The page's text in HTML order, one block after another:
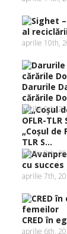
al
aprilie 10th,
Darurile
cărările
aprilie 9th,
„Coşul de
TLR S...
aprilie 8th,
cu succes
aprilie 7th,
CRED în
aprilie 6th,